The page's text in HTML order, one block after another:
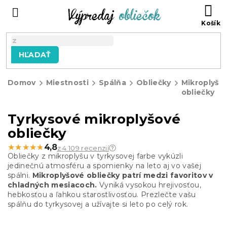
HĽADAŤ
Domov Miestnosti Spálňa Obliečky
obliečky
Tyrkysové mikroplyšové
obliečky
★★★★★
★★★★★ 4,8z 4 109 recenzií
Obliečky z mikroplyšu v tyrkysovej farbe vykúzli
jedinečnú atmosféru a spomienky na leto aj vo vašej
spálni. Mikroplyšové obliečky patrí medzi favoritov v
chladných mesiacoch. Vyniká vysokou hrejivosťou,
hebkosťou a ľahkou starostlivosťou. Prezlečte vašu
spálňu do tyrkysovej a užívajte si leto po celý rok.